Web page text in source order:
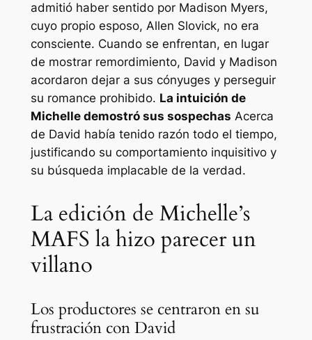
admitió haber sentido por Madison Myers,
cuyo propio esposo, Allen Slovick, no era
consciente. Cuando se enfrentan, en lugar
de mostrar remordimiento, David y Madison
acordaron dejar a sus cónyuges y perseguir
su romance prohibido. La intuición de
Michelle demostró sus sospechas Acerca
de David había tenido razón todo el tiempo,
justificando su comportamiento inquisitivo y
su búsqueda implacable de la verdad.
La edición de Michelle’s
MAFS la hizo parecer un
villano
Los productores se centraron en su
frustración con David